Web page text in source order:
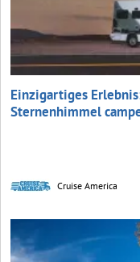
Einzigartiges
Sternenhimmel
Cruise America